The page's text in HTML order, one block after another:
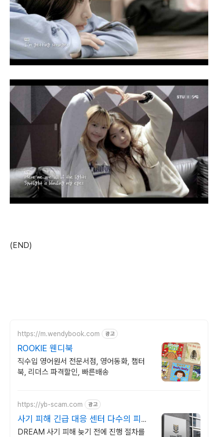
(END)
https://m.wendybook.com 광고
ROOKIE 웬디북
직수입 영어원서 전문서점, 영어동화, 챕터
북, 리더스 파격할인, 빠른배송
https://yb-scam.com 광고
사기 피해 긴급 대응 센터 다수의 피해
회복 사례 보유
DREAM 사기 피해 늦기 전에 진행 절차를